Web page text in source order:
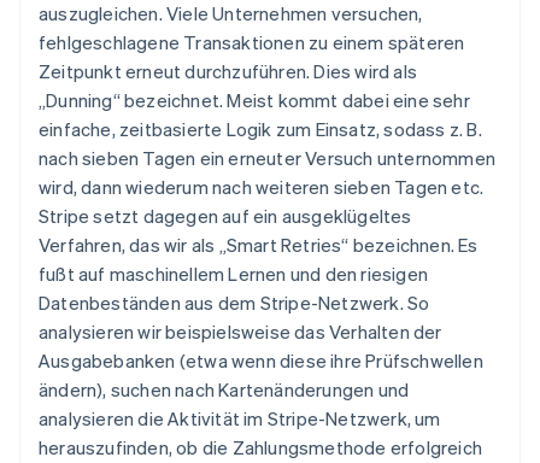
auszugleichen. Viele Unternehmen versuchen,
fehlgeschlagene Transaktionen zu einem späteren
Zeitpunkt erneut durchzuführen. Dies wird als
„Dunning“ bezeichnet. Meist kommt dabei eine sehr
einfache, zeitbasierte Logik zum Einsatz, sodass z. B.
nach sieben Tagen ein erneuter Versuch unternommen
wird, dann wiederum nach weiteren sieben Tagen etc.
Stripe setzt dagegen auf ein ausgeklügeltes
Verfahren, das wir als „Smart Retries“ bezeichnen. Es
fußt auf maschinellem Lernen und den riesigen
Datenbeständen aus dem Stripe-Netzwerk. So
analysieren wir beispielsweise das Verhalten der
Ausgabebanken (etwa wenn diese ihre Prüfschwellen
ändern), suchen nach Kartenänderungen und
analysieren die Aktivität im Stripe-Netzwerk, um
herauszufinden, ob die Zahlungsmethode erfolgreich